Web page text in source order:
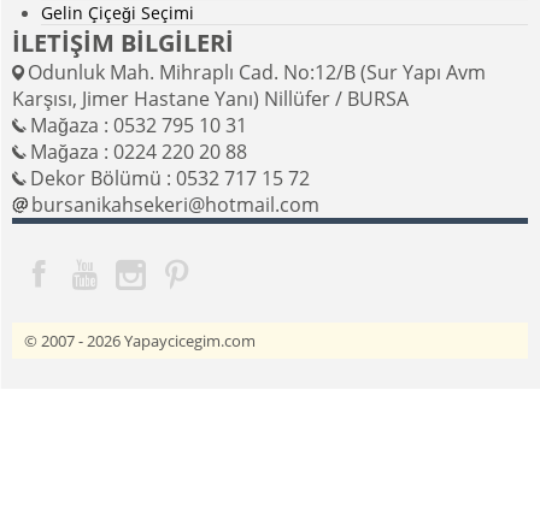
Gelin Çiçeği Seçimi
İLETİŞİM BİLGİLERİ
Odunluk Mah. Mihraplı Cad. No:12/B (Sur Yapı Avm
Karşısı, Jimer Hastane Yanı) Nillüfer / BURSA
Mağaza : 0532 795 10 31
Mağaza : 0224 220 20 88
Dekor Bölümü : 0532 717 15 72
bursanikahsekeri@hotmail.com
© 2007 - 2026Yapaycicegim.com